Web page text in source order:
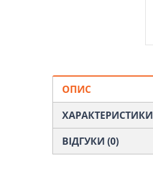
ОПИС
ХАРАКТЕРИСТИКИ
ВІДГУКИ (0)